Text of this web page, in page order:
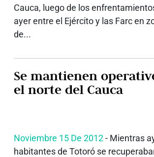
Cauca, luego de los
ayer entre el Ejército y las Farc en
de...
Se mantienen operativos
el norte del Cauca
Noviembre 15 De 2012- Mientras
habitantes de Totoró se